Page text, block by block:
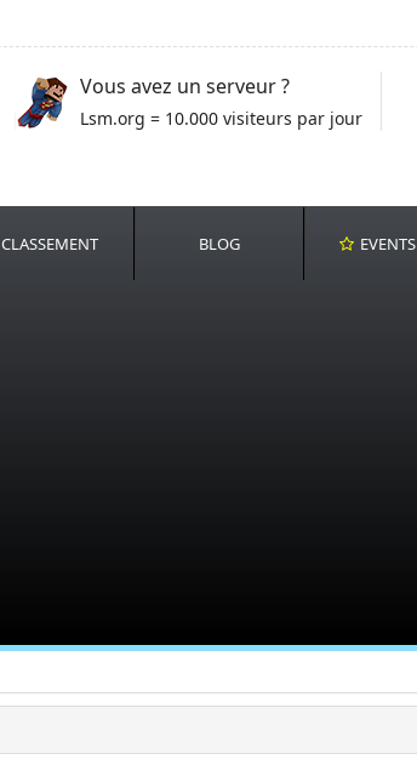
Vous avez un serveur ?
Lsm.org = 10.000 visiteurs par jour
CLASSEMENT BLOG EVENTS